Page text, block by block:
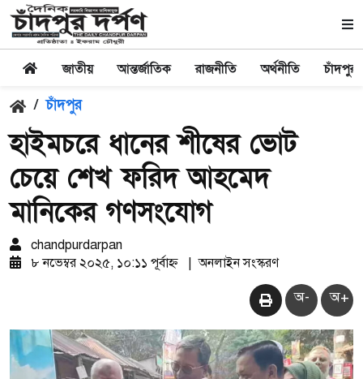
জাতীয় আন্তর্জাতিক রাজনীতি অর্থনীতি চাঁদপুর
/ চাঁদপুর
হাইমচরে ধানের শীষের ভোট
চেয়ে শেখ ফরিদ আহমেদ
মানিকের গণসংযোগ
chandpurdarpan
৮ নভেম্বর ২০২৫, ১০:১১ পূর্বাহ্ন
অনলাইন সংস্করণ
অ- অ+